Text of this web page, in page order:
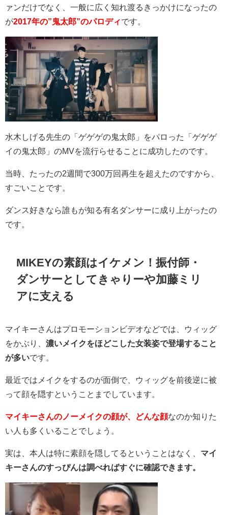
ァンだけでなく、一般に広く知れ渡るきっかけになったの
が2017年の”鬼太郎”のパロディです。
水木しげる先生の「ゲゲゲの鬼太郎」をパロった「ゲゲゲ
イの鬼太郎」のMVを流行らせることに成功したのです。
当時、 たったの2週間で300万回再生を超えたのですから、
すごいことです。
ダンス好きなら誰もが知る有名ダンサーに成り上がったの
です。
MIKEYの素顔はイケメン！振付師・
ダンサーとしてきゃりーや加藤ミリ
アに支える
マイキーさんはプロモーションビデオなどでは、ウィッグ
をかぶり、 濃いメイクをほどこした女装姿で登場すること
が多いです。
最近ではメイクをするのが面倒で、ウィッグを前後逆に被
って顔を隠すということまでしています。
マイキーさんのノーメイクの顔が、どんな顔なのか知りた
い人も多くいることでしょう。
実は、本人は特に素顔を隠してるということはなく、 マイ
キーさんのすっぴんは調べればすぐに確認できます。